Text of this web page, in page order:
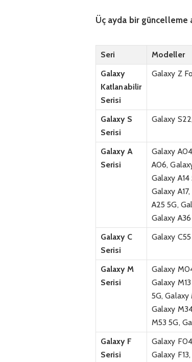
Üç ayda bir
Seri
Modeller
Galaxy
Katlanabilir
Serisi
Galaxy Z
Galaxy S
Serisi
Galaxy
Galaxy A
Serisi
Galaxy
A06,
Galaxy A14
Galaxy
A25 5G,
Galaxy
Galaxy C
Serisi
Galaxy
Galaxy M
Serisi
Galaxy
Galaxy
5G, Galaxy
Galaxy
M53 5G,
Galaxy F
Serisi
Galaxy
Galaxy